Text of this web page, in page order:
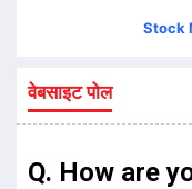
Stock
वेबसाइट पोल
Q. How are